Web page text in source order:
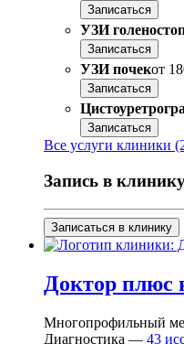
Записаться
УЗИ
Записаться
УЗИ почекот
Записаться
Записаться
Все услуги клиники
Запись в
Записаться в клинику
Доктор плюс
Многопрофильный
Диагностика — 43